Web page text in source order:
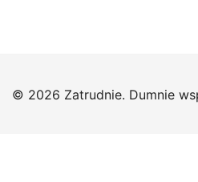
© 2026 Zatrudnie. Dumnie